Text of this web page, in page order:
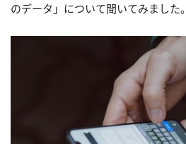
のデータ」について聞いてみました。